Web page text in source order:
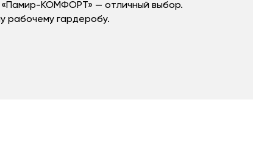
«Памир-КОМФОРТ» — отличный выбор.
рабочему гардеробу.